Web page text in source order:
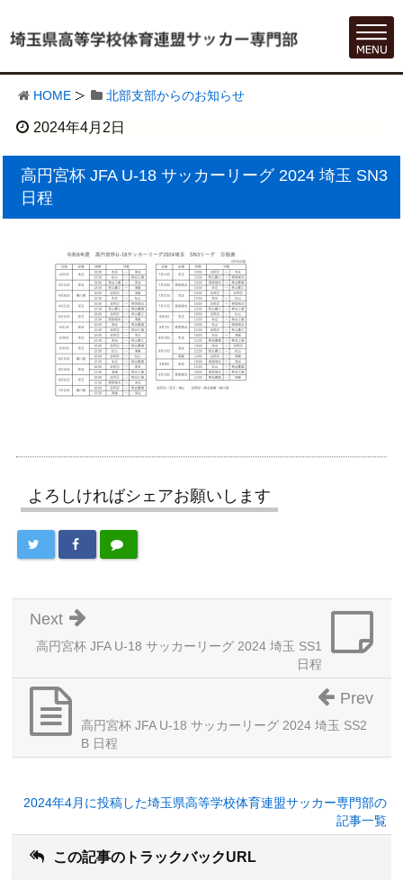
HOME 北部支部からのお知らせ
2024年4月2日
高円宮杯 JFA U-18 サッカーリーグ 2024 埼玉 SN3
日程
よろしければシェアお願いします
高円宮杯 JFA U-18 サッカーリーグ 2024 埼玉 SS1
日程
Next
高円宮杯 JFA U-18 サッカーリーグ 2024 埼玉 SS2
B 日程
Prev
2024年4月に投稿した埼玉県高等学校体育連盟サッカー専門部の
記事一覧
この記事のトラックバックURL